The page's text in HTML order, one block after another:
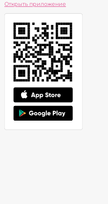
Открыть приложение